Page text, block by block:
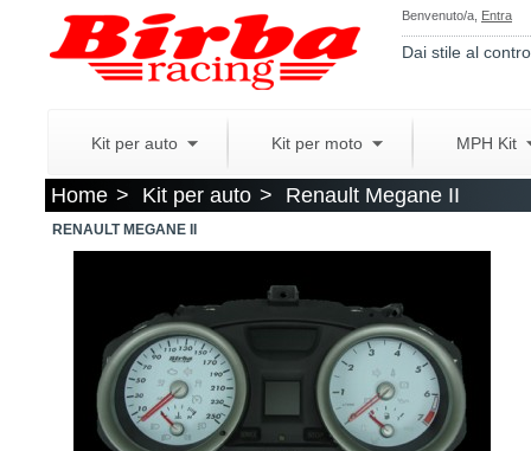
Kit per auto Kit per moto MPH Kit
Benvenuto/a, Entra
Dai stile al
Home > Kit per auto > Renault Megane II
RENAULT MEGANE II